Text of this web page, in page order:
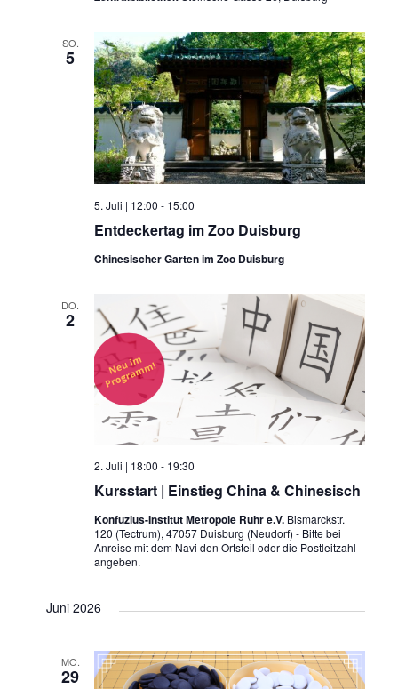
SO.
5
Entdeckertag im Zoo Duisburg
5. Juli | 12:00 - 15:00
Chinesischer Garten im Zoo Duisburg
DO.
2
Kursstart | Einstieg China & Chinesisch
2. Juli | 18:00 - 19:30
Konfuzius-Institut Metropole Ruhr e.V. Bismarckstr.
120 (Tectrum), 47057 Duisburg (Neudorf) - Bitte bei
Anreise mit dem Navi den Ortsteil oder die Postleitzahl
angeben.
Juni 2026
MO.
29